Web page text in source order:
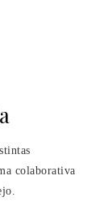
colaborativa